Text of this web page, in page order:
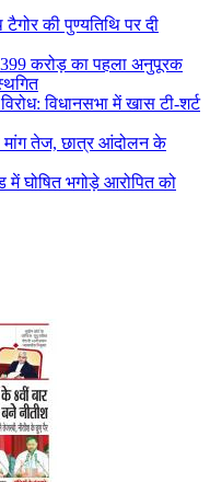
की पुण्यतिथि पर दी
करोड़ का पहला अनुपूरक
विधानसभा में खास टी-शर्ट
मांग तेज, छात्र आंदोलन के
घोषित भगोड़े आरोपित को